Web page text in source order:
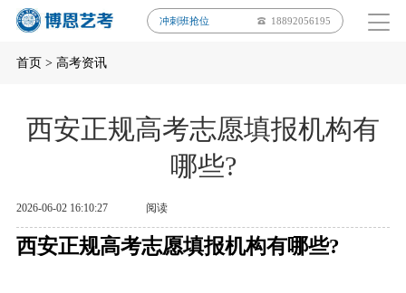
冲刺班抢位 18892056195
首页> 高考资讯
西安正规高考志愿填报机构有
哪些?
2026-06-02 16:10:27 阅读
西安正规高考志愿填报机构有哪些?